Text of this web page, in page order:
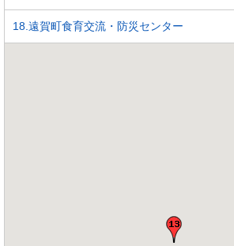
18.遠賀町食育交流・防災センター